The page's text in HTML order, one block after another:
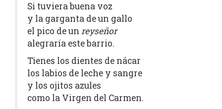
Si tuviera buena voz
y la garganta de un gallo
el pico de un reyseñor
alegraría este barrio.
Tienes los dientes de nácar
los labios de leche y sangre
y los ojitos azules
como la Virgen del Carmen.